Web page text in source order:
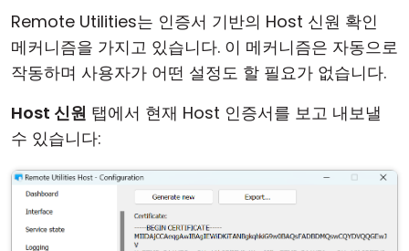
Remote Utilities는 인증서 기반의 Host 신원 확인
메커니즘을 가지고 있습니다. 이 메커니즘은 자동으로
작동하며 사용자가 어떤 설정도 할 필요가 없습니다.
Host 신원 탭에서 현재 Host 인증서를 보고 내보낼
수 있습니다: